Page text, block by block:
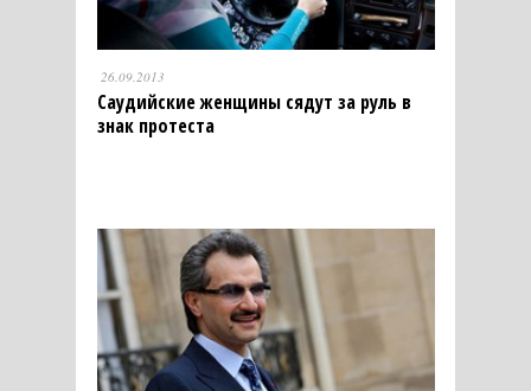
26.09.2013
Саудийские женщины сядут за руль в
знак протеста